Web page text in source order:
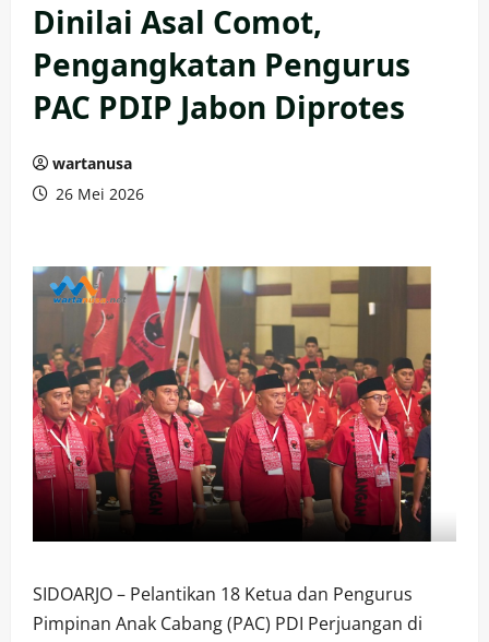
Dinilai Asal Comot,
Pengangkatan Pengurus
PAC PDIP Jabon Diprotes
wartanusa
26 Mei 2026
SIDOARJO – Pelantikan 18 Ketua dan Pengurus
Pimpinan Anak Cabang (PAC) PDI Perjuangan di